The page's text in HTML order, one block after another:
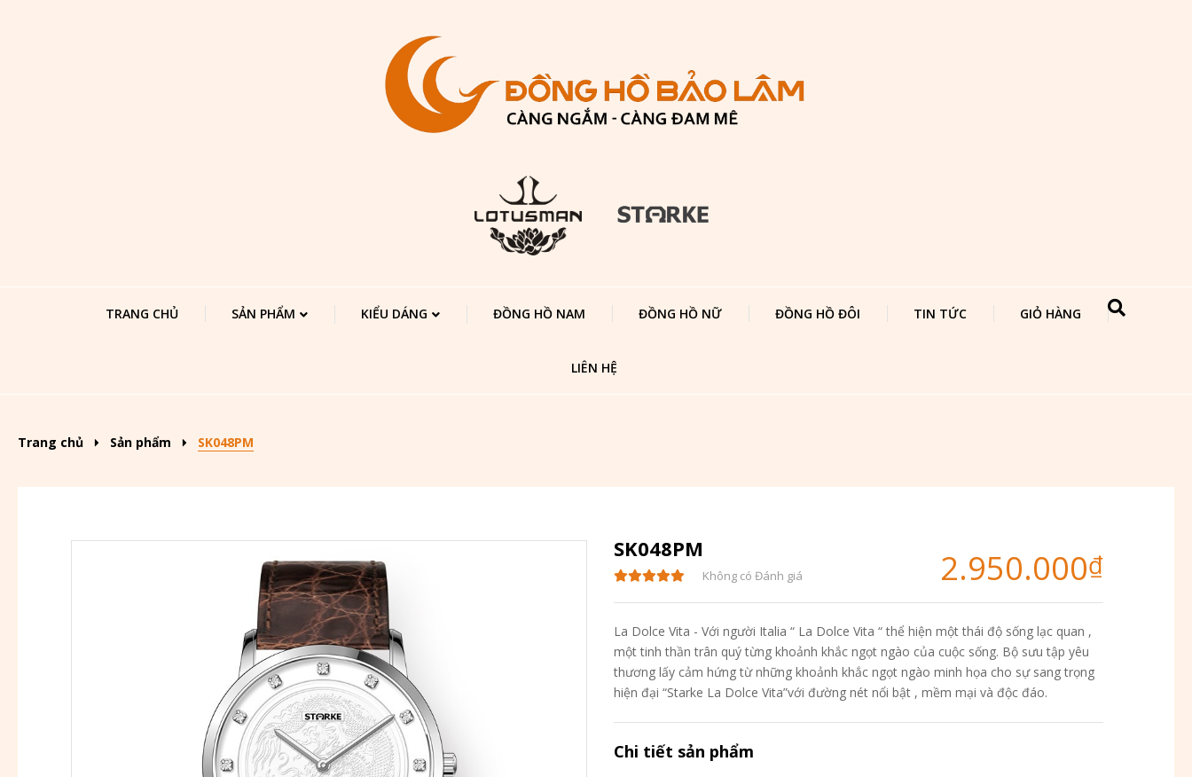
TRANG CHỦ SẢN PHẨM KIỂU DÁNG ĐỒNG HỒ NAM ĐỒNG HỒ NỮ ĐỒNG HỒ ĐÔI TIN TỨC GIỎ HÀNG
LIÊN HỆ
Trang chủ Sản phẩm SK048PM
SK048PM
Không có Đánh giá 2.950.000₫
La Dolce Vita - Với người Italia “ La Dolce Vita “ thể hiện một thái độ sống lạc quan ,
một tinh thần trân quý từng khoảnh khắc ngọt ngào của cuộc sống. Bộ sưu tập yêu
thương lấy cảm hứng từ những khoảnh khắc ngọt ngào minh họa cho sự sang trọng
hiện đại “Starke La Dolce Vita”với đường nét nổi bật , mềm mại và độc đáo.
Chi tiết sản phẩm